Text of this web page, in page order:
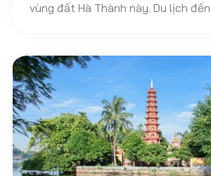
vùng đất Hà Thành này. Du lịch đến
gợi ý đến bạn TOP 20+ địa chỉ
Hà Nội để bạn tham khảo.